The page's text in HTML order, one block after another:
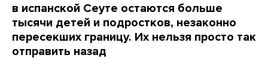
в испанской Сеуте остаются больше
тысячи детей и подростков, незаконно
пересекших границу. Их нельзя просто так
отправить назад